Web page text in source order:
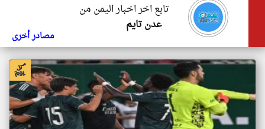
تابع اخر اخبار اليمن من
عدن تايم
مصادر أخرى